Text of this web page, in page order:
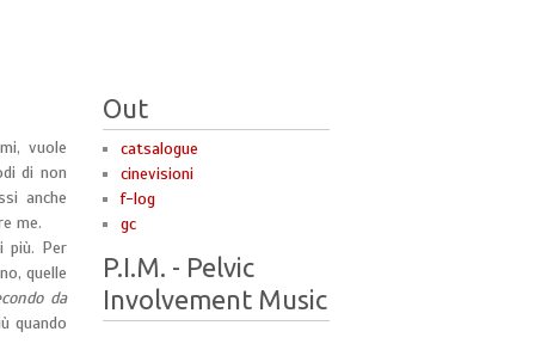
vuole
di non
anche
me.
più. Per
quelle
da
quando
Out
catsalogue
cinevisioni
f-log
gc
P.I.M. - Pelvic
Involvement Music